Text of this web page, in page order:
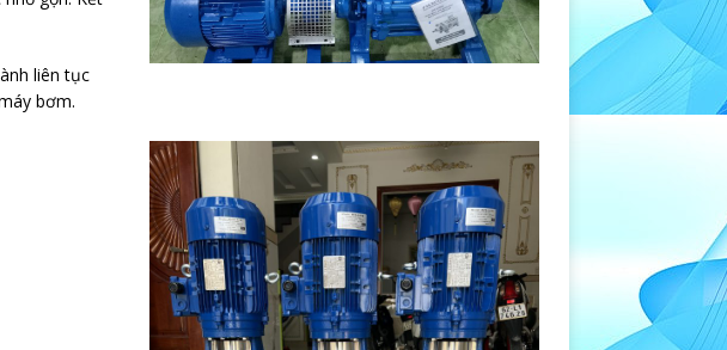
liên tục
bơm.